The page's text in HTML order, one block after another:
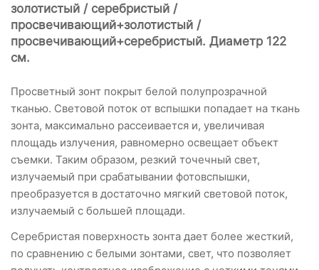
золотистый / серебристый /
просвечивающий+золотистый /
просвечивающий+серебристый. Диаметр 122
см.
Просветный зонт покрыт белой полупрозрачной
тканью. Световой поток от вспышки попадает на ткань
зонта, максимально рассеивается и, увеличивая
площадь излучения, равномерно освещает объект
съемки. Таким образом, резкий точечный свет,
излучаемый при срабатывании фотовспышки,
преобразуется в достаточно мягкий световой поток,
излучаемый с большей площади.
Серебристая поверхность зонта дает более жесткий,
по сравнению с белыми зонтами, свет, что позволяет